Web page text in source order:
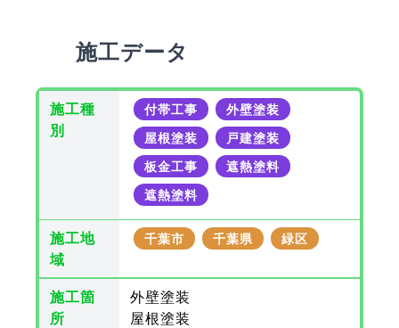
施工データ
施工種
別
付帯工事
外壁塗装
屋根塗装
戸建塗装
板金工事
遮熱塗料
遮熱塗料
施工地
域
千葉市 千葉県 緑区
施工箇
所
外壁塗装
屋根塗装